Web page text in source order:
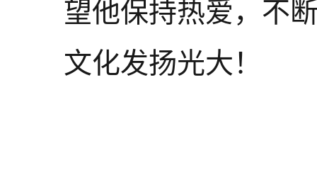
望他保持热爱，不
文化发扬光大！